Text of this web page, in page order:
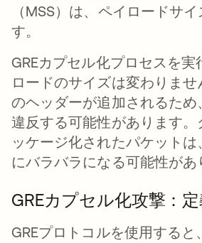
（MSS）は、ペイロードサ
す。
GREカプセル化プロセスを実
ロードのサイズは変わりま
のヘッダーが追加されるため
違反する可能性があります
ッケージ化されたパケット
にバラバラになる可能性があ
GREカプセル化攻撃：
GREプロトコルを使用すると